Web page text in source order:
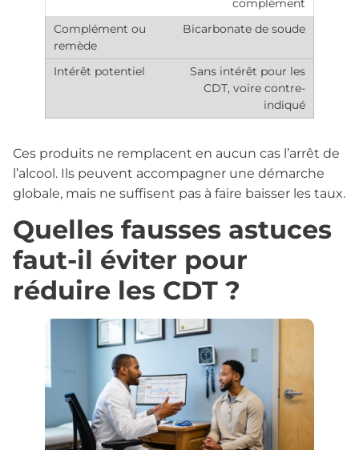
Bicarbonate de soude
Sans intérêt pour les
CDT, voire contre-
indiqué
Ces produits ne remplacent en aucun cas l’arrêt de
l’alcool. Ils peuvent accompagner une démarche
globale, mais ne suffisent pas à faire baisser les taux.
Quelles fausses astuces
faut-il éviter pour
réduire les CDT ?